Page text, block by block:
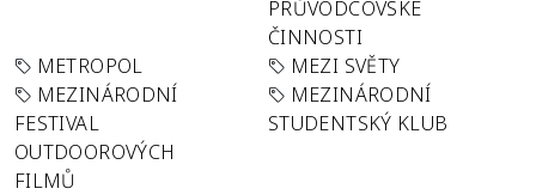
PRŮVODCOVSKÉ
ČINNOSTI
METROPOL
MEZI SVĚTY
MEZINÁRODNÍ
FESTIVAL
OUTDOOROVÝCH
FILMŮ
MEZINÁRODNÍ
STUDENTSKÝ KLUB